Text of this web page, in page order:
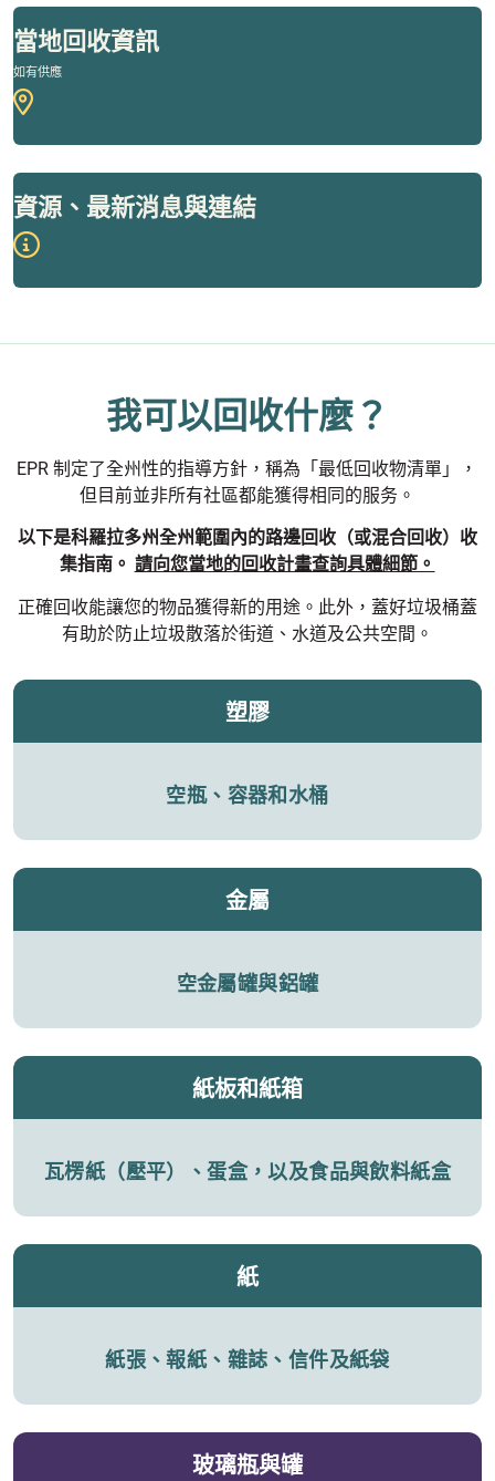
當地回收資訊
如有供應
資源、最新消息與連結
我可以回收什麼？
EPR 制定了全州性的指導方針，稱為「最低回收物清單」，
但目前並非所有社區都能獲得相同的服务。
以下是科羅拉多州全州範圍內的路邊回收（或混合回收）收
集指南。 請向您當地的回收計畫查詢具體細節。
正確回收能讓您的物品獲得新的用途。此外，蓋好垃圾桶蓋
有助於防止垃圾散落於街道、水道及公共空間。
塑膠
空瓶、容器和水桶
金屬
空金屬罐與鋁罐
紙板和紙箱
瓦楞紙（壓平）、蛋盒，以及食品與飲料紙盒
紙
紙張、報紙、雜誌、信件及紙袋
玻璃瓶與罐